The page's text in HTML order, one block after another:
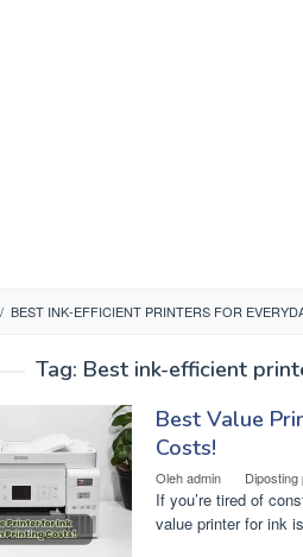
/ BEST INK-EFFICIENT PRINTERS FOR
Tag: Best ink-efficient
Best Value
Costs!
Olehadmin Diposting
If you’re tired of
value printer for ink